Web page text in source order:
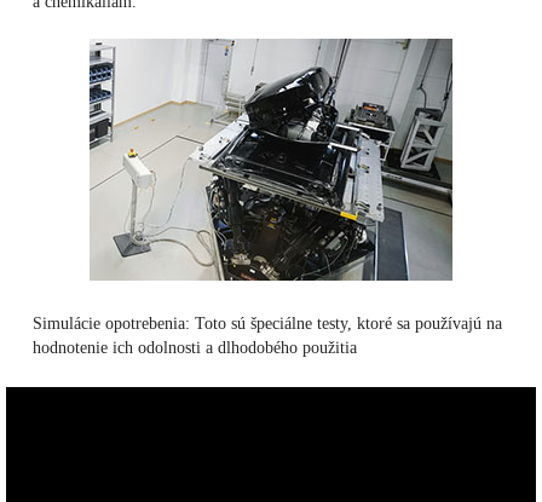
Simulácie opotrebenia: Toto sú špeciálne testy, ktoré sa používajú na
hodnotenie ich odolnosti a dlhodobého použitia